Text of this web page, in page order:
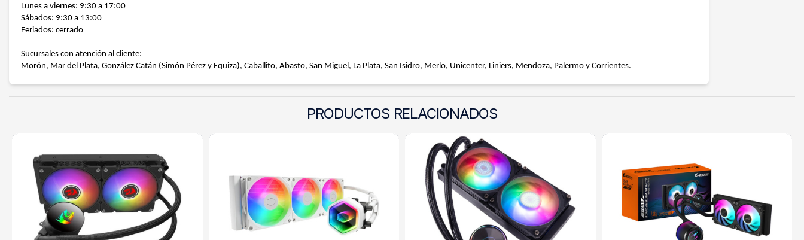
Lunes a viernes: 9:30 a 17:00
Sábados: 9:30 a 13:00
Feriados: cerrado
Sucursales con atención al cliente:
Morón, Mar del Plata, González Catán (Simón Pérez y Equiza), Caballito, Abasto, San Miguel, La Plata, San Isidro, Merlo, Unicenter, Liniers, Mendoza, Palermo y Corrientes.
PRODUCTOS RELACIONADOS